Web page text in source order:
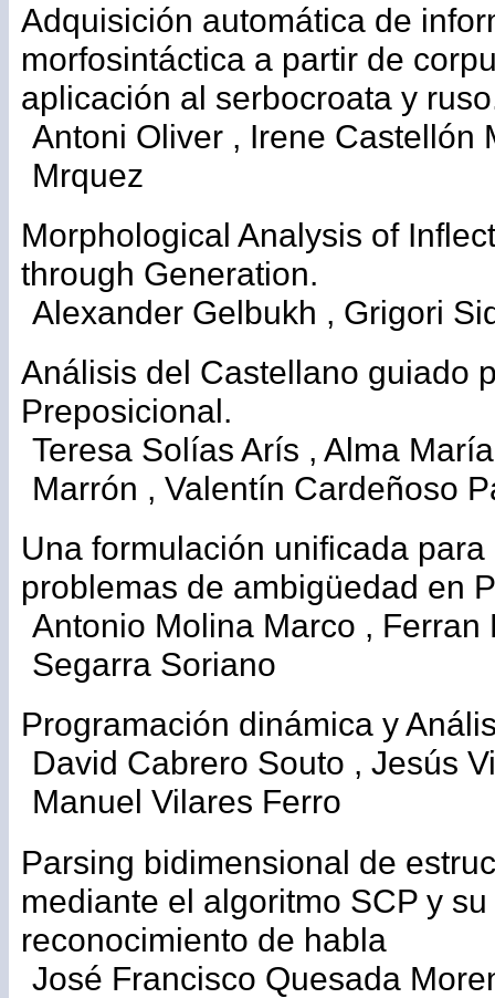
Adquisición automática de
morfosintáctica a partir de
aplicación al serbocroata y
Antoni Oliver , Irene Castellón
Mrquez
Morphological Analysis of
through Generation.
Alexander Gelbukh , Grigori
Análisis del Castellano guiado
Preposicional.
Teresa Solías Arís , Alma
Marrón , Valentín Cardeñoso
Una formulación unificada
problemas de ambigüedad en
Antonio Molina Marco , Ferran
Segarra Soriano
Programación dinámica y
David Cabrero Souto , Jesús
Manuel Vilares Ferro
Parsing bidimensional de
mediante el algoritmo SCP y
reconocimiento de habla
José Francisco Quesada